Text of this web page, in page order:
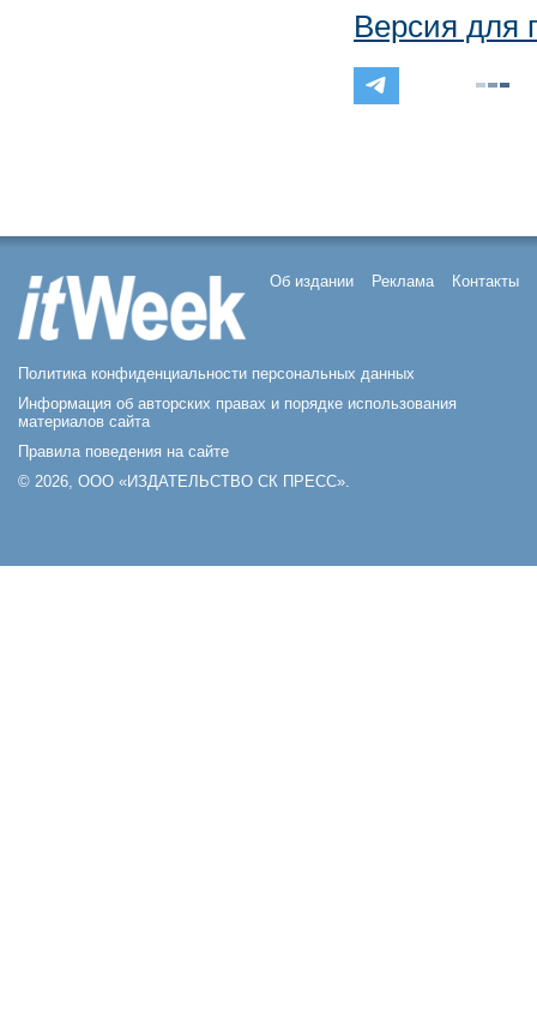
Версия для
Об издании Реклама Контакты
Политика конфиденциальности персональных данных
Информация об авторских правах и порядке использования
материалов сайта
Правила поведения на сайте
© 2026, ООО «ИЗДАТЕЛЬСТВО СК ПРЕСС».